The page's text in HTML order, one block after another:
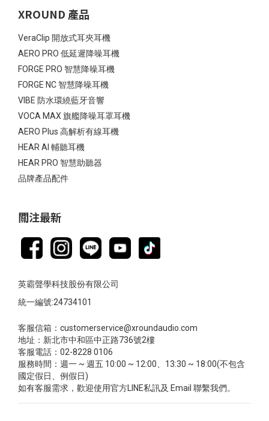
XROUND 產品
VeraClip 開放式耳夾耳機
AERO PRO 低延遲降噪耳機
FORGE PRO 智慧降噪耳機
FORGE NC 智慧降噪耳機
VIBE 防水環繞藍牙音響
VOCA MAX 旗艦降噪耳罩耳機
AERO Plus 高解析有線耳機
HEAR AI 輔聽耳機
HEAR PRO 智慧助聽器
品牌產品配件
關注最新
英霸聲學科技股份有限公司
統一編號:24734101
客服信箱：customerservice@xroundaudio.com
地址：新北市中和區中正路736號2樓
客服電話：02-8228 0106
服務時間：週一 ~ 週五 10:00 ~ 12:00、13:30 ~ 18:00(不包含
國定假日、例假日)
如有客服需求，歡迎使用官方LINE私訊及 Email 聯繫我們。